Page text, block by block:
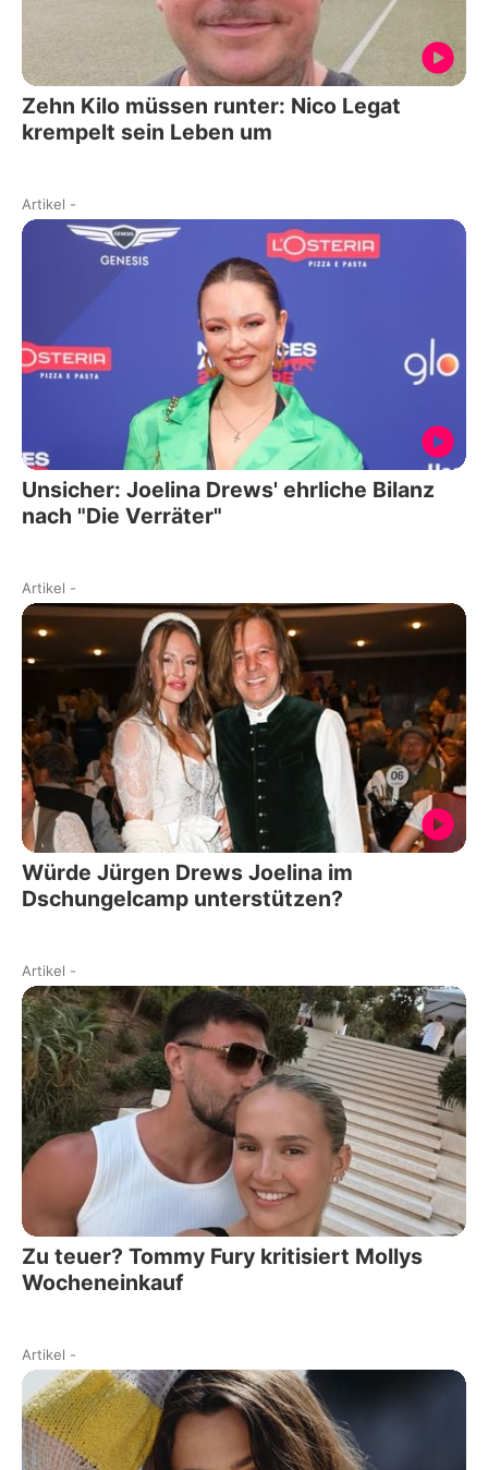
Zehn Kilo müssen runter: Nico Legat
krempelt sein Leben um
Artikel -
Unsicher: Joelina Drews' ehrliche Bilanz
nach "Die Verräter"
Artikel -
Würde Jürgen Drews Joelina im
Dschungelcamp unterstützen?
Artikel -
Zu teuer? Tommy Fury kritisiert Mollys
Wocheneinkauf
Artikel -